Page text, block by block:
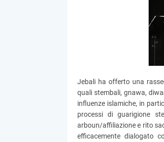
Jebali ha offerto una
quali stembali, gnawa,
influenze islamiche, in
processi di guarigione
arboun/affiliazione e rito
efficacemente dialogato